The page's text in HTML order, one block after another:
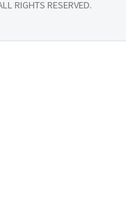
RIGHTS RESERVED.